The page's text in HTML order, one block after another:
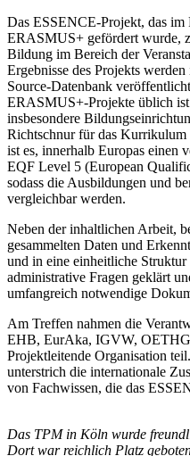
Das ESSENCE-Projekt, das im
ERASMUS+ gefördert wurde,
Bildung im Bereich der
Ergebnisse des Projekts
Source-Datenbank
ERASMUS+-Projekte üblich
insbesondere
Richtschnur für das Kurrikulum
ist es, innerhalb Europas einen
EQF Level 5 (European
sodass die Ausbildungen und
vergleichbar werden.
Neben der inhaltlichen Arbeit,
gesammelten Daten und
und in eine einheitliche
administrative Fragen geklärt
umfangreich notwendige
Am Treffen nahmen die
EHB, EurAka, IGVW,
Projektleitende Organisation
unterstrich die internationale
von Fachwissen, die das
Das TPM in Köln wurde
Dort war reichlich Platz